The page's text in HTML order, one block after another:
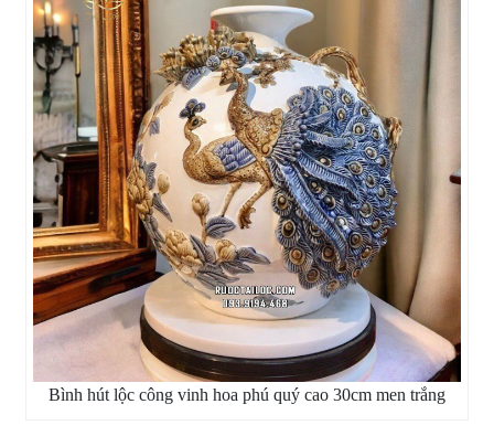
Bình hút lộc công vinh hoa phú quý cao 30cm men trắng